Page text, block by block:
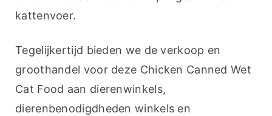
kattenvoer.
Tegelijkertijd bieden we de verkoop en
groothandel voor deze Chicken Canned Wet
Cat Food aan dierenwinkels,
dierenbenodigdheden winkels en